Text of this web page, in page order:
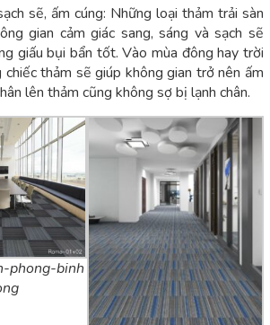
sẽ, ấm cúng: Những loại thảm trải sàn
gian cảm giác sang, sáng và sạch sẽ
giấu bụi bẩn tốt. Vào mùa đông hay trời
chiếc thảm sẽ giúp không gian trở nên ấm
lên thảm cũng không sợ bị lạnh chân.
phong-binh